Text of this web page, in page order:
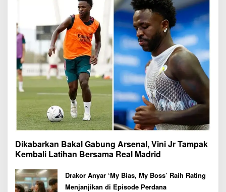
Dikabarkan Bakal Gabung Arsenal, Vini Jr Tampak
Kembali Latihan Bersama Real Madrid
Drakor Anyar ‘My Bias, My Boss’ Raih Rating
Menjanjikan di Episode Perdana